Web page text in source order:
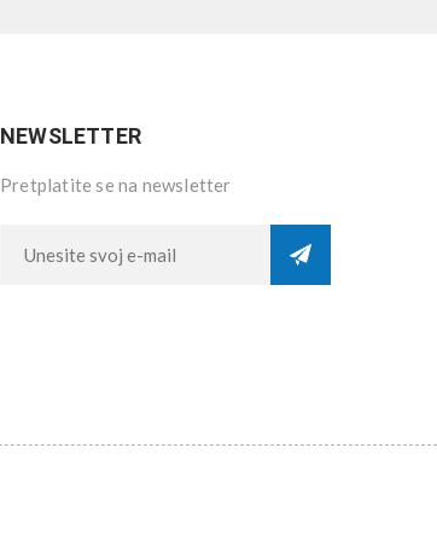
NEWSLETTER
Pretplatite se na newsletter